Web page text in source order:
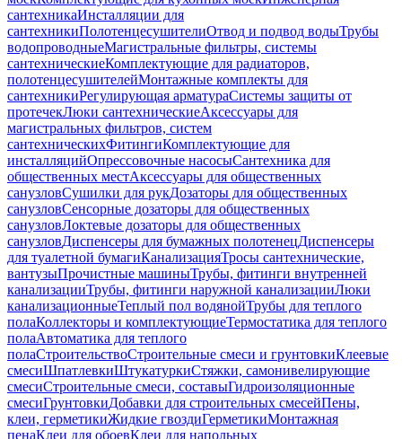
сантехникаИнсталляции для
сантехникиПолотенцесушителиОтвод и подвод водыТрубы
водопроводныеМагистральные фильтры, системы
сантехническиеКомплектующие для радиаторов,
полотенцесушителейМонтажные комплекты для
сантехникиРегулирующая арматураСистемы защиты от
протечекЛюки сантехническиеАксессуары для
магистральных фильтров, систем
сантехническихФитингиКомплектующие для
инсталляцийОпрессовочные насосыСантехника для
общественных местАксессуары для общественных
санузловСушилки для рукДозаторы для общественных
санузловСенсорные дозаторы для общественных
санузловЛоктевые дозаторы для общественных
санузловДиспенсеры для бумажных полотенецДиспенсеры
для туалетной бумагиКанализацияТросы сантехнические,
вантузыПрочистные машиныТрубы, фитинги внутренней
канализацииТрубы, фитинги наружной канализацииЛюки
канализационныеТеплый пол водянойТрубы для теплого
полаКоллекторы и комплектующиеТермостатика для теплого
полаАвтоматика для теплого
полаСтроительствоСтроительные смеси и грунтовкиКлеевые
смесиШпатлевкиШтукатуркиСтяжки, самонивелирующие
смесиСтроительные смеси, составыГидроизоляционные
смесиГрунтовкиДобавки для строительных смесейПены,
клеи, герметикиЖидкие гвоздиГерметикиМонтажная
пенаКлеи для обоевКлеи для напольных